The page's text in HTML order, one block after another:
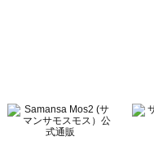
BETTY'S BLUE（べティーズブル
Wpc.（ワールドパーティー）の一覧